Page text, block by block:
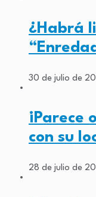
¿Habrá
30 de julio de
¡Parece
con su
28 de julio de